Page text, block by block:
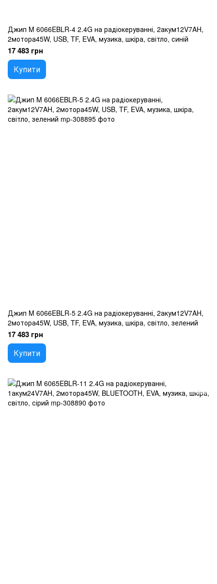
Джип M 6066EBLR-4 2.4G на радіокеруванні, 2акум12V7AH,
2мотора45W, USB, TF, EVA, музика, шкіра, світло, синій
17 483 грн
Купити
Джип M 6066EBLR-5 2.4G на радіокеруванні, 2акум12V7AH,
2мотора45W, USB, TF, EVA, музика, шкіра, світло, зелений
17 483 грн
Купити